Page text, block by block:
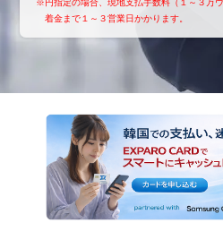
着金まで１～３営業日かかります。